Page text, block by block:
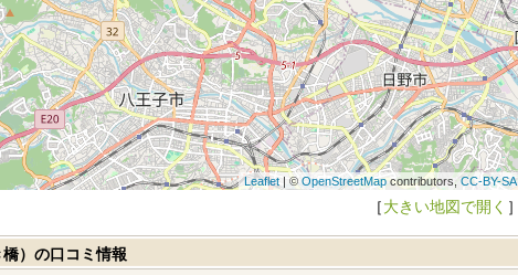
Leaflet| © OpenStreetMapcontributors, CC-BY-SA
［大きい地図で開く ］
）の口コミ情報